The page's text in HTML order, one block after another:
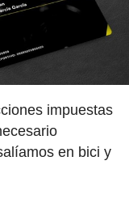
impuestas
en bici y